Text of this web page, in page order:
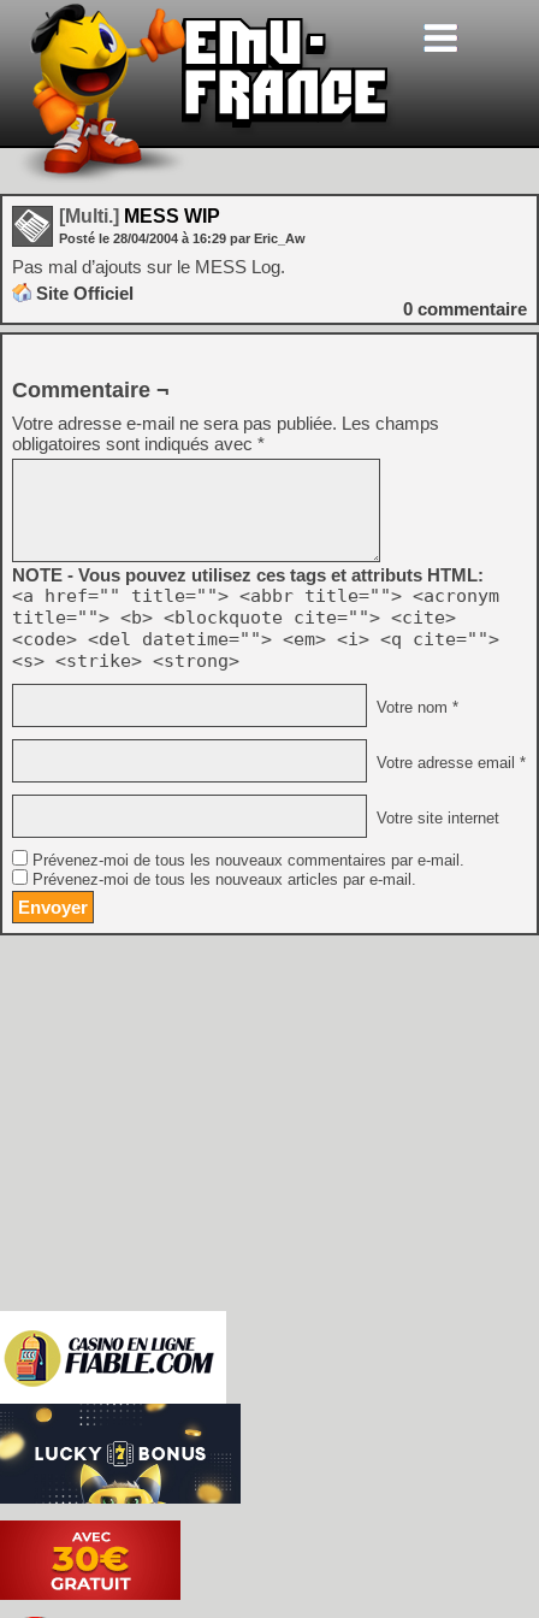
[Multi.] MESS WIP
Posté le 28/04/2004 à 16:29 par Eric_Aw
Pas mal d’ajouts sur le MESS Log.
Site Officiel
0 commentaire
Commentaire ¬
Votre adresse e-mail ne sera pas publiée. Les champs
obligatoires sont indiqués avec *
NOTE - Vous pouvez utilisez ces tags et attributs HTML:
<a href="" title=""> <abbr title=""> <acronym
title=""> <b> <blockquote cite=""> <cite>
<code> <del datetime=""> <em> <i> <q cite="">
<s> <strike> <strong>
Votre nom *
Votre adresse email *
Votre site internet
Prévenez-moi de tous les nouveaux commentaires par e-mail.
Prévenez-moi de tous les nouveaux articles par e-mail.